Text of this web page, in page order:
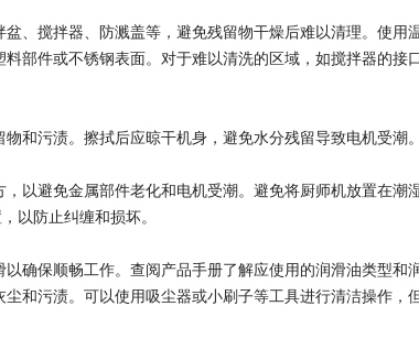
、搅拌器、防溅盖等，避免残留物干燥后难以清理。使用
部件或不锈钢表面。对于难以清洗的区域，如搅拌器的接
和污渍。擦拭后应晾干机身，避免水分残留导致电机受潮。
以避免金属部件老化和电机受潮。避免将厨师机放置在潮
以防止纠缠和损坏。
确保顺畅工作。查阅产品手册了解应使用的润滑油类型和
和污渍。可以使用吸尘器或小刷子等工具进行清洁操作，